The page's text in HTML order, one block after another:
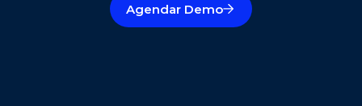
Agendar Demo